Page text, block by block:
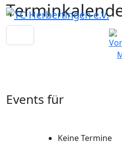
Events für
Keine Termine